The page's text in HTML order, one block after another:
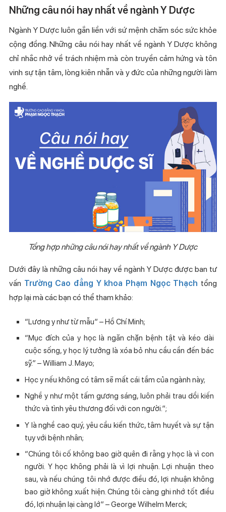
Những câu nói hay nhất về ngành Y Dược
Ngành Y Dược luôn gắn liền với sứ mệnh chăm sóc sức khỏe
cộng đồng. Những câu nói hay nhất về ngành Y Dược không
chỉ nhắc nhở về trách nhiệm mà còn truyền cảm hứng và tôn
vinh sự tận tâm, lòng kiên nhẫn và y đức của những người làm
nghề.
Tổng hợp những câu nói hay nhất về ngành Y Dược
Dưới đây là những câu nói hay về ngành Y Dược được ban tư
vấn Trường Cao đẳng Y khoa Phạm Ngọc Thạch tổng
hợp lại mà các bạn có thể tham khảo:
“Lương y như từ mẫu” – Hồ Chí Minh;
“Mục đích của y học là ngăn chặn bệnh tật và kéo dài
cuộc sống, y học lý tưởng là xóa bỏ nhu cầu cần đến bác
sỹ.” – William J. Mayo;
Học y nếu không có tâm sẽ mất cái tầm của ngành này;
Nghề y như một tấm gương sáng, luôn phải trau dồi kiến
thức và tình yêu thương đối với con người.”;
Y là nghề cao quý, yêu cầu kiến thức, tâm huyết và sự tận
tụy với bệnh nhân;
“Chúng tôi cố không bao giờ quên đi rằng y học là vì con
người. Y học không phải là vì lợi nhuận. Lợi nhuận theo
sau, và nếu chúng tôi nhớ được điều đó, lợi nhuận không
bao giờ không xuất hiện. Chúng tôi càng ghi nhớ tốt điều
đó, lợi nhuận lại càng lớ” – George Wilhelm Merck;